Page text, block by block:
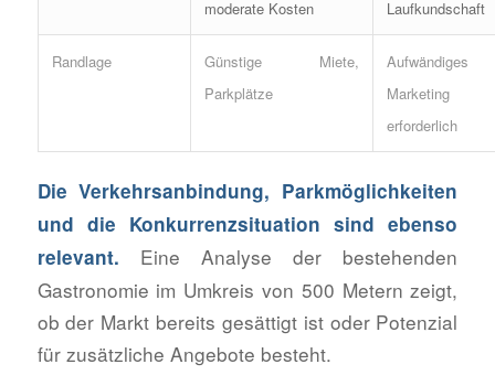
moderate Kosten
Laufkundschaft
Randlage
Günstige Miete,
Parkplätze
Aufwändiges
Marketing
erforderlich
Die Verkehrsanbindung, Parkmöglichkeiten
und die Konkurrenzsituation sind ebenso
relevant. Eine Analyse der bestehenden
Gastronomie im Umkreis von 500 Metern zeigt,
ob der Markt bereits gesättigt ist oder Potenzial
für zusätzliche Angebote besteht.